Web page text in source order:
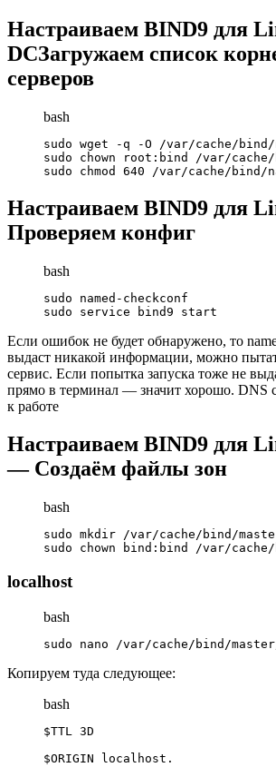
Настраиваем BIND9 для
DCЗагружаем список
серверов
bash
sudo wget -q -O /var/cache/
sudo chown root:bind /var/cache/
sudo chmod 640 /var/cache/bind/
Настраиваем BIND9 для
Проверяем конфиг
bash
sudo named-checkconf
sudo service bind9 start
Если ошибок не будет обнаружено, то
выдаст никакой информации, можно
сервис. Если попытка запуска тоже не
прямо в терминал — значит хорошо. DNS
к работе
Настраиваем BIND9 для
— Создаём файлы зон
bash
sudo mkdir /var/cache/bind/
sudo chown bind:bind /var/
localhost
bash
sudo nano /var/cache/bind/
Копируем туда следующее:
bash
$TTL 3D
$ORIGIN localhost.